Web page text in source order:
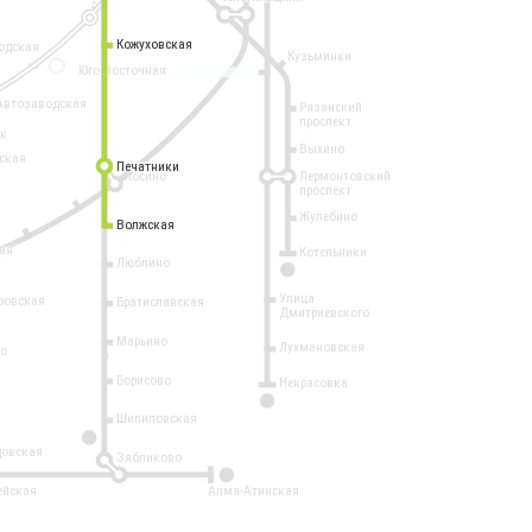
2
14
Кузьминки
Рязанский
проспект
Выхино
Лермонтовский
проспект
Жулебино
Котельники
Кожуховская
Печатники
Волжская
Люблино
Братиславская
Марьино
Борисово
Шипиловская
Зябликово
Алма-Атинская
Улица
Дмитриевского
Лухмановская
Некрасовка
Косино
Юго-Восточная
Кожуховская
Печатники
Волжская